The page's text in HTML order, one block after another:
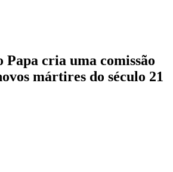
Papa cria uma comissão
mártires do século 21